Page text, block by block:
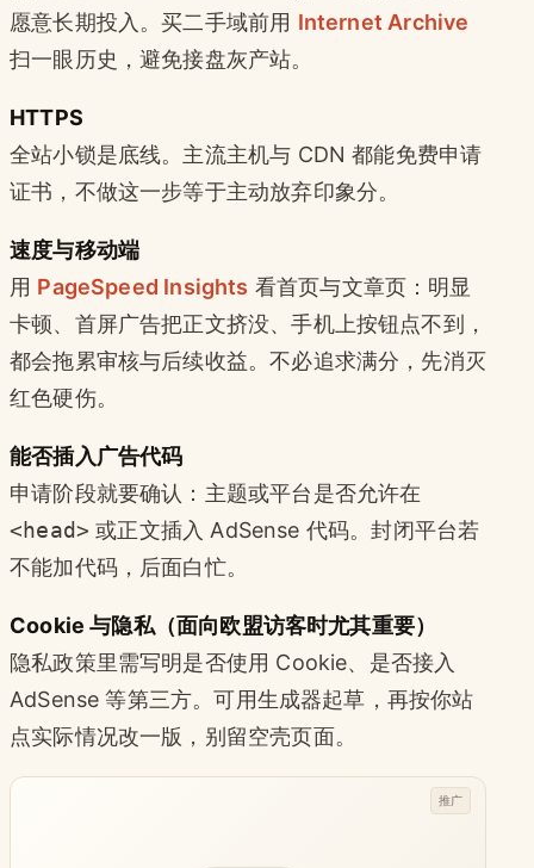
愿意长期投入。买二手域前用 Internet Archive
扫一眼历史，避免接盘灰产站。
HTTPS
全站小锁是底线。主流主机与 CDN 都能免费申请
证书，不做这一步等于主动放弃印象分。
速度与移动端
用 PageSpeed Insights 看首页与文章页：明显
卡顿、首屏广告把正文挤没、手机上按钮点不到，
都会拖累审核与后续收益。不必追求满分，先消灭
红色硬伤。
能否插入广告代码
申请阶段就要确认：主题或平台是否允许在
<head> 或正文插入 AdSense 代码。封闭平台若
不能加代码，后面白忙。
Cookie 与隐私（面向欧盟访客时尤其重要）
隐私政策里需写明是否使用 Cookie、是否接入
AdSense 等第三方。可用生成器起草，再按你站
点实际情况改一版，别留空壳页面。
推广